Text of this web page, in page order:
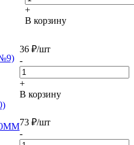
+
В корзину
36 ₽/шт
-
+
В корзину
73 ₽/шт
-